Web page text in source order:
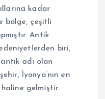
kadar
bölge, çeşitli
Antik
biri,
antik adı olan
İyonya’nın en
gelmiştir.